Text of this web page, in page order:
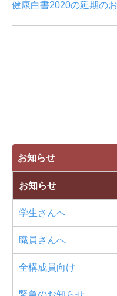
健康白書2020の延期の
お知らせ
お知らせ
学生さんへ
職員さんへ
全構成員向け